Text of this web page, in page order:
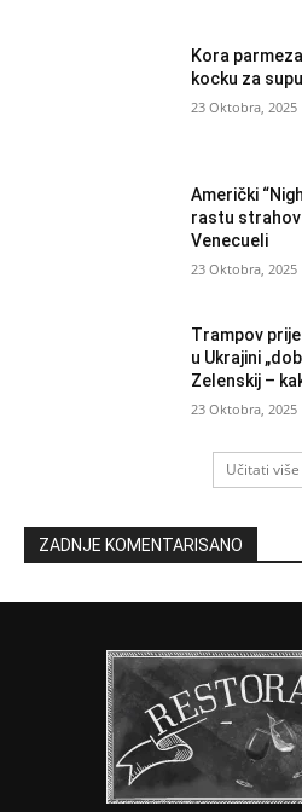
Kora
kocku za
23 Oktobra, 2025
Američki
rastu
Venecueli
23 Oktobra, 2025
Trampov
u Ukrajini
Zelenskij –
23 Oktobra, 2025
Učitati više
ZADNJE KOMENTARISANO